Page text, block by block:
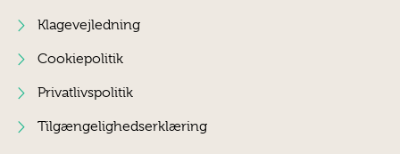
Klagevejledning
Cookiepolitik
Privatlivspolitik
Tilgængelighedserklæring